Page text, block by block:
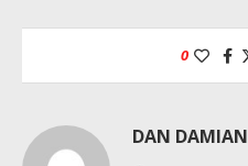
0
DAN DAMIAN